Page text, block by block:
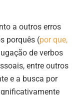
a outros erros
porquês (por que,
de verbos
entre outros
e a busca por